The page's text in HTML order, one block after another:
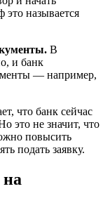
это называется
В
и банк
— например,
что банк сейчас
это не значит, что
повысить
подать заявку.